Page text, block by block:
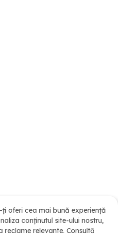
oferi cea mai bună experiență
conținutul site-ului nostru,
relevante. Consultă